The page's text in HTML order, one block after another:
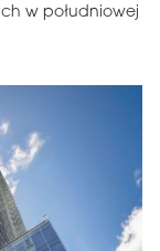
w południowej